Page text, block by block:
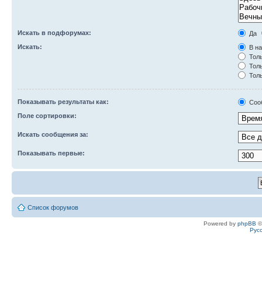
Искать в подфорумах:
Да
Искать:
В
Показывать результаты как:
Поле сортировки:
Искать сообщения за:
Показывать первые:
Список форумов
Powered by phpBB